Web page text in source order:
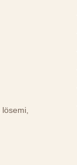
lösemi,